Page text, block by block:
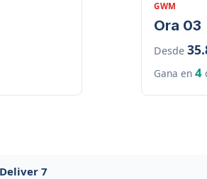
GWM
Ora 03
Desde
Gana en4
7